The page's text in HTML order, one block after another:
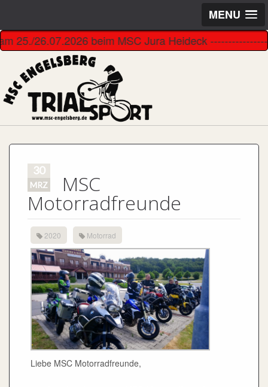
MENU
26.07.2026 beim MSC Jura Heideck
30
MRZ MSC
Motorradfreunde
2020 Motorrad
Liebe MSC Motorradfreunde,